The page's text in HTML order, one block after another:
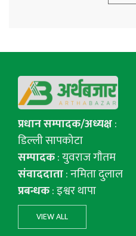
प्रधान सम्पादक/अध्यक्ष:
डिल्ली सापकोटा
सम्पादक: युवराज गाैतम
संवाददाता: नमिता दुलाल
प्रबन्धक: इश्वर थापा
VIEW ALL